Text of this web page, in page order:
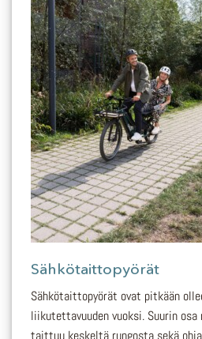
Sähkötaittopyörät
Sähkötaittopyörät ovat pitkään
liikutettavuuden vuoksi. Suurin
taittuu keskeltä rungosta sekä